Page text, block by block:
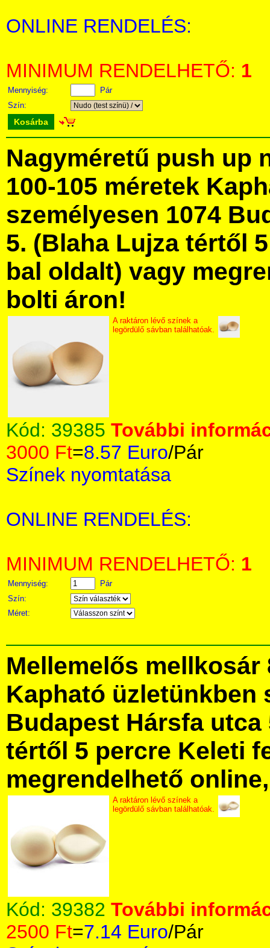
ONLINE RENDELÉS:
MINIMUM RENDELHETŐ: 1
Mennyiség:
Pár
Szín:
Kosárba
Nagyméretű push up
100-105 méretek
személyesen 1074
5. (Blaha Lujza tértől
bal oldalt) vagy
bolti áron!
A raktáron lévő színek a
legördülő sávban találhatóak.
Kód: 39385 További
3000 Ft=8.57 Euro/Pár
Színek nyomtatása
ONLINE RENDELÉS:
MINIMUM RENDELHETŐ: 1
Mennyiség:
Pár
Szín:
Méret:
Mellemelős mellkosár
Kapható üzletünkben
Budapest Hársfa utca
tértől 5 percre Keleti
megrendelhető
A raktáron lévő színek a
legördülő sávban találhatóak.
Kód: 39382 További
2500 Ft=7.14 Euro/Pár